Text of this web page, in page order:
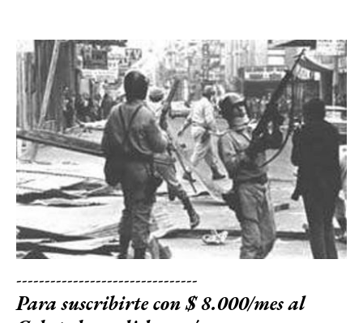
--------------------------------
Para suscribirte con $ 8.000/mes al